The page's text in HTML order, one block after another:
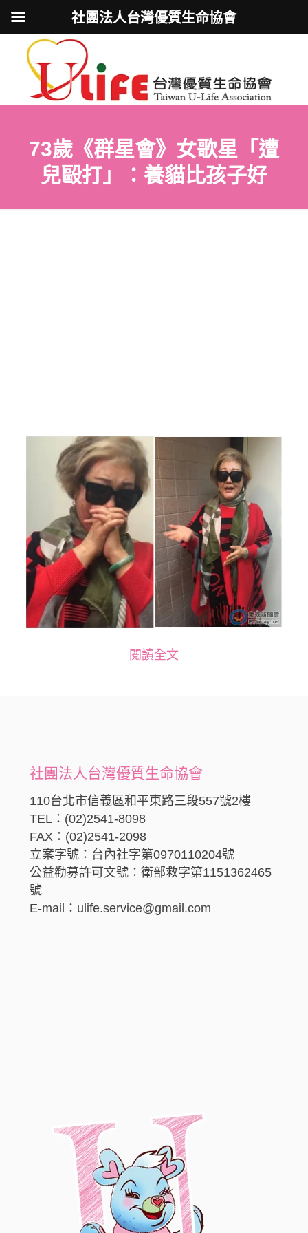
73歲《群星會》女歌星「遭
兒毆打」：養貓比孩子好
閱讀全文
社團法人台灣優質生命協會
110台北市信義區和平東路三段557號2樓
TEL：(02)2541-8098
FAX：(02)2541-2098
立案字號：台內社字第0970110204號
公益勸募許可文號：衛部救字第1151362465
號
E-mail：ulife.service@gmail.com
社團法人台灣優質生命協會